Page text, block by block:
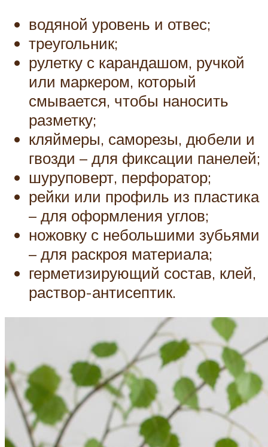
водяной уровень и отвес;
треугольник;
рулетку с карандашом, ручкой
или маркером, который
смывается, чтобы наносить
разметку;
кляймеры, саморезы, дюбели и
гвозди – для фиксации панелей;
шуруповерт, перфоратор;
рейки или профиль из пластика
– для оформления углов;
ножовку с небольшими зубьями
– для раскроя материала;
герметизирующий состав, клей,
раствор-антисептик.